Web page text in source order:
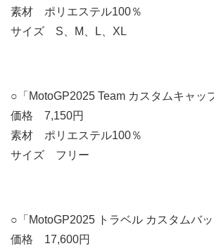
素材 ポリエステル100％
サイズ S、M、L、XL
○「MotoGP2025 Team カスタムキャッ
価格 7,150円
素材 ポリエステル100％
サイズ フリー
○「MotoGP2025 トラベル カスタムバッ
価格 17,600円